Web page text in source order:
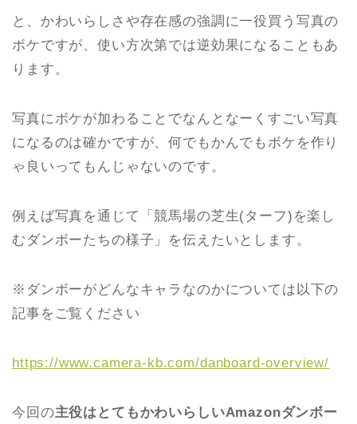
と、かわいらしさや存在感の強調に一役買う写真の
ボケですが、使い方次第では逆効果になることもあ
ります。
写真にボケが加わることでなんとなーくすごい写真
になるのは確かですが、何でもかんでもボケを作り
ゃ良いってもんじゃないのです。
例えば写真を通じて「競馬場の芝生(ターフ)を楽し
むダンボーたちの様子」を伝えたいとします。
※ダンボーがどんなキャラなのかについては以下の
記事をご覧ください
https://www.camera-kb.com/danboard-overview/
今回の主役はとてもかわいらしいAmazonダンボー